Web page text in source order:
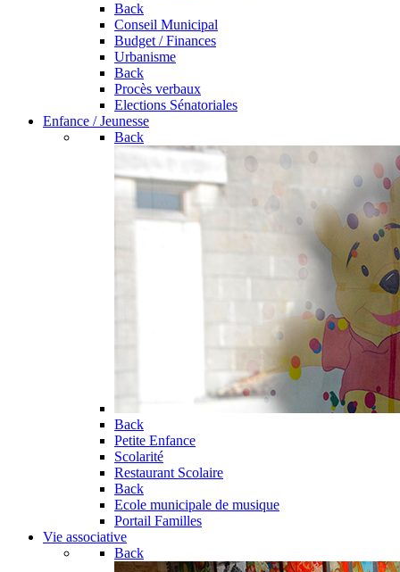
Back
Conseil Municipal
Budget / Finances
Urbanisme
Back
Procès verbaux
Elections Sénatoriales
Enfance / Jeunesse
Back
Back
Petite Enfance
Scolarité
Restaurant Scolaire
Back
Ecole municipale de musique
Portail Familles
Vie associative
Back